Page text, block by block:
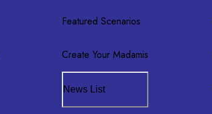
Featured Scenarios
Create Your Madamis
News List